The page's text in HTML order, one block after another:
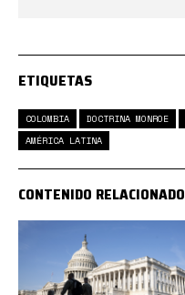
ETIQUETAS
COLOMBIA DOCTRINA MONROE
AMÉRICA LATINA
CONTENIDO RELACIONADO